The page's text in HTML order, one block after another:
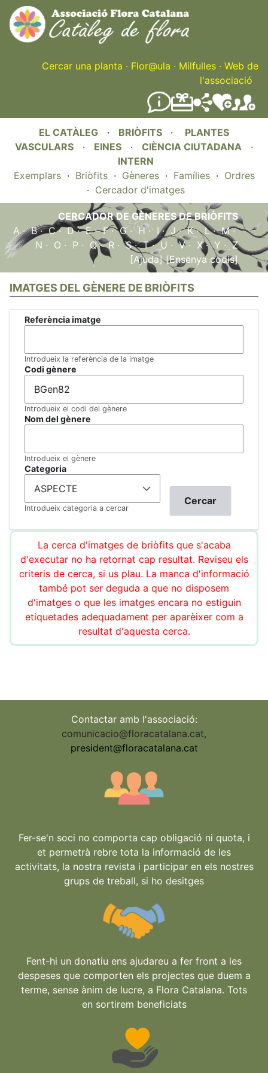
Skip
to
main
content
Cercar una planta · Flor@ula · Milfulles · Web de
l'associació
EL CATÀLEG · BRIÒFITS · PLANTES
VASCULARS · EINES · CIÈNCIA CIUTADANA ·
INTERN
Exemplars· Briòfits· Gèneres· Famílies· Ordres
· Cercador d'imatges
CERCADOR DE GÈNERES DE BRIÒFITS
A·B·C·D·E·F·G·H · I·J·K·L·M·
N · O · P · Q·R ·S·T·U ·V· X·Y ·Z
[Ajuda][Ensenya codis]
IMATGES DEL GÈNERE DE BRIÒFITS
Referència imatge
Introdueix la referència de la imatge
Codi gènere
Introdueix el codi del gènere
Nom del gènere
Introdueix el gènere
Categoria
Introdueix categoria a cercar
La cerca d'imatges de briòfits que s'acaba
d'executar no ha retornat cap resultat. Reviseu els
criteris de cerca, si us plau. La manca d'informació
també pot ser deguda a que no disposem
d'imatges o que les imatges encara no estiguin
etiquetades adequadament per aparèixer com a
resultat d'aquesta cerca.
Contactar amb l'associació:
comunicacio@floracatalana.cat,
president@floracatalana.cat
Fer-se'n soci no comporta cap obligació ni quota, i
et permetrà rebre tota la informació de les
activitats, la nostra revista i participar en els nostres
grups de treball, si ho desitges
Fent-hi un donatiu ens ajudareu a fer front a les
despeses que comporten els projectes que duem a
terme, sense ànim de lucre, a Flora Catalana. Tots
en sortirem beneficiats